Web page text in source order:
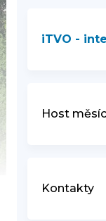
iTVO -
Host
Kontakty